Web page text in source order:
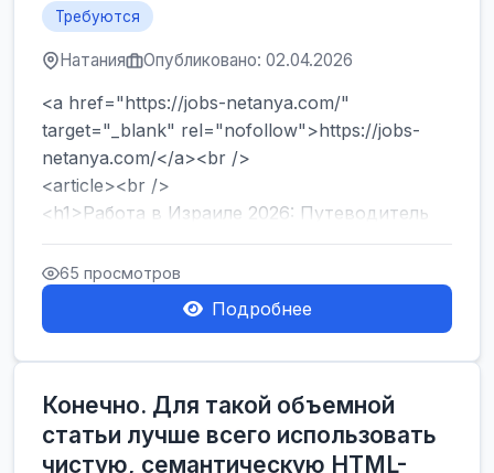
Требуются
Натания Опубликовано: 02.04.2026
<a href="https://jobs-netanya.com/"
target="_blank" rel="nofollow">https://jobs-
netanya.com/</a><br />
<article><br />
<h1>Работа в Израиле 2026: Путеводитель
по вакансиям в Центре страны и лега...
65 просмотров
Подробнее
Конечно. Для такой объемной
статьи лучше всего использовать
чистую, семантическую HTML-